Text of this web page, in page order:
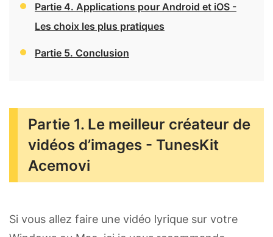
Partie 4. Applications pour Android et iOS -
Les choix les plus pratiques
Partie 5. Conclusion
Partie 1. Le meilleur créateur de
vidéos d’images - TunesKit
Acemovi
Si vous allez faire une vidéo lyrique sur votre